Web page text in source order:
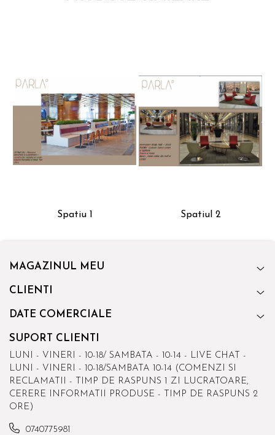
Spatiu 1 Spatiul 2
MAGAZINUL MEU
CLIENTI
DATE COMERCIALE
SUPORT CLIENTI
LUNI - VINERI - 10-18/ SAMBATA - 10-14 - LIVE CHAT -
LUNI - VINERI - 10-18/SAMBATA 10-14 (COMENZI SI
RECLAMATII - TIMP DE RASPUNS 1 ZI LUCRATOARE,
CERERE INFORMATII PRODUSE - TIMP DE RASPUNS 2
ORE)
0740775981